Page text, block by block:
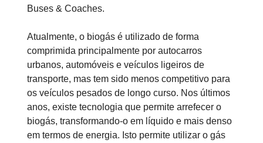
Buses & Coaches.
Atualmente, o biogás é utilizado de forma
comprimida principalmente por autocarros
urbanos, automóveis e veículos ligeiros de
transporte, mas tem sido menos competitivo para
os veículos pesados de longo curso. Nos últimos
anos, existe tecnologia que permite arrefecer o
biogás, transformando-o em líquido e mais denso
em termos de energia. Isto permite utilizar o gás